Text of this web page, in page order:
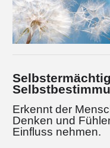
Erkennt der
Denken und
Einfluss nehmen.